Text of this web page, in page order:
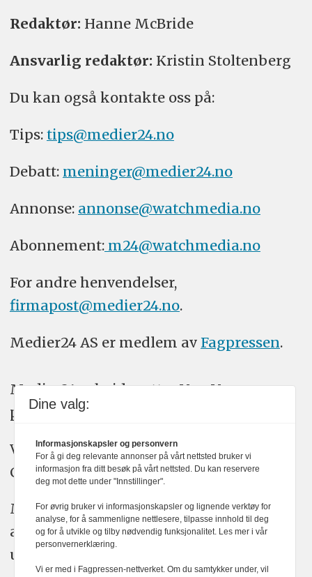
Redaktør: Hanne McBride
Ansvarlig redaktør: Kristin Stoltenberg
Du kan også kontakte oss på:
Tips: tips@medier24.no
Debatt: meninger@medier24.no
Annonse: annonse@watchmedia.no
Abonnement:m24@watchmedia.no
For andre henvendelser,
firmapost@medier24.no.
Medier24 AS er medlem av Fagpressen.
Medier24 arbeider etter Vær Varsom-
plakatens regler for god presseskikk.
Vi bruker KI-verktøy som ChatGPT,
Claude, og Gemini i journalistikken vår.
Medier24s redaksjon har alltid det fulle
ansvar for publisert innhold, med eller
uten bruk av kunstig intelligens.
Dine valg:
Informasjonskapsler og personvern
For å gi deg relevante annonser på vårt nettsted bruker vi
informasjon fra ditt besøk på vårt nettsted. Du kan reservere
deg mot dette under "Innstillinger".
For øvrig bruker vi informasjonskapsler og lignende verktøy for
analyse, for å sammenligne nettlesere, tilpasse innhold til deg
og for å utvikle og tilby nødvendig funksjonalitet. Les mer i vår
personvernerklæring.
Vi er med i Fagpressen-nettverket. Om du samtykker under, vil